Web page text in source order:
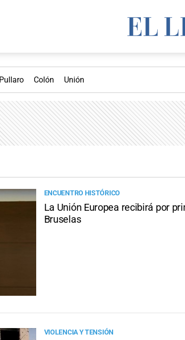
Colón Unión
ENCUENTRO HISTÓRICO
La Unión Europea recibirá por
Bruselas
VIOLENCIA Y TENSIÓN